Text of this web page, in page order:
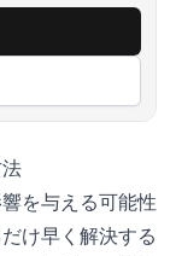
を与える可能性
け早く解決する